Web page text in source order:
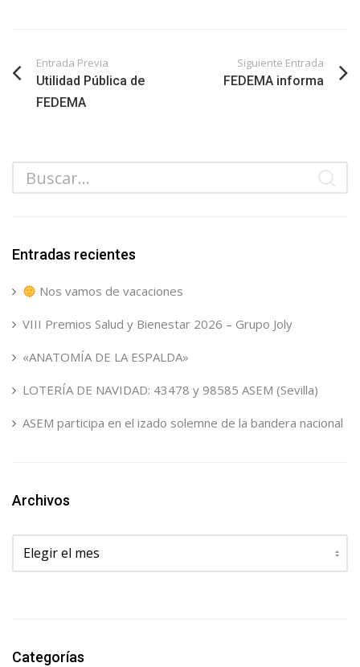
Entrada Previa
Utilidad Pública de
FEDEMA
Siguiente Entrada
FEDEMA informa
Entradas recientes
Nos vamos de vacaciones
VIII Premios Salud y Bienestar 2026 – Grupo Joly
«ANATOMÍA DE LA ESPALDA»
LOTERÍA DE NAVIDAD: 43478 y 98585 ASEM (Sevilla)
ASEM participa en el izado solemne de la bandera nacional
Archivos
Archivos
Categorías